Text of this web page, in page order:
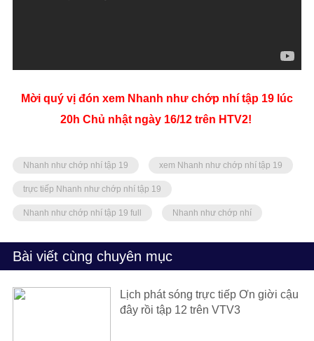
Mời quý vị đón xem Nhanh như chớp nhí tập 19 lúc
20h Chủ nhật ngày 16/12 trên HTV2!
Nhanh như chớp nhí tập 19 xem Nhanh như chớp nhí tập 19
trực tiếp Nhanh như chớp nhí tập 19
Nhanh như chớp nhí tập 19 full Nhanh như chớp nhí
Bài viết cùng chuyên mục
Lịch phát sóng trực tiếp Ơn giời cậu
đây rồi tập 12 trên VTV3